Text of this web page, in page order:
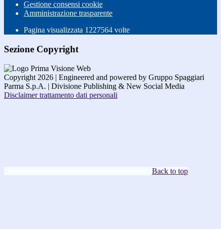
Gestione consensi cookie
Amministrazione trasparente
Pagina visualizzata 1227564 volte
Sezione Copyright
Copyright 2026 | Engineered and powered by Gruppo Spaggiari
Parma S.p.A. | Divisione Publishing & New Social Media
Disclaimer trattamento dati personali
Back to top